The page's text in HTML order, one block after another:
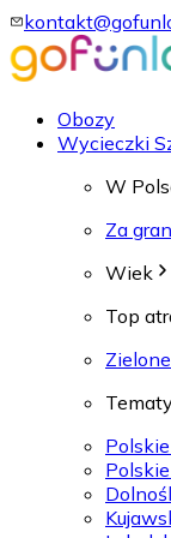
Obozy
Wycieczki
W
Za
Wiek
Top